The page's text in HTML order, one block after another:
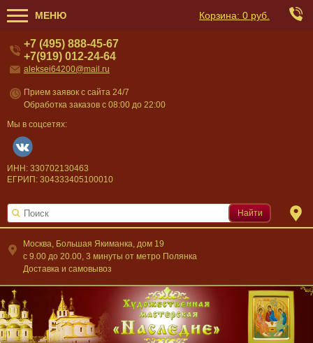
МЕНЮ Корзина: 0 руб.
Москва, Большая Якиманка, дом 19
c 9.00 до 20.00, 3 минуты от метро Полянка
Доставка и самовывоз
+7 (495) 888-45-67
+7(919) 012-24-64
aleksei64200@mail.ru
Прием заявок с сайта 24/7
Обработка заказов с 08:00 до 22:00
Мы в соцсетях:
ИНН: 330702130463
ЕГРИП: 304333405100010
Найти